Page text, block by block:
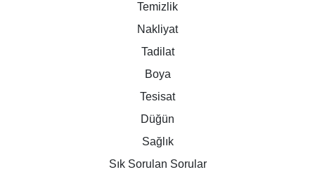
Temizlik
Nakliyat
Tadilat
Boya
Tesisat
Düğün
Sağlık
Sık Sorulan Sorular